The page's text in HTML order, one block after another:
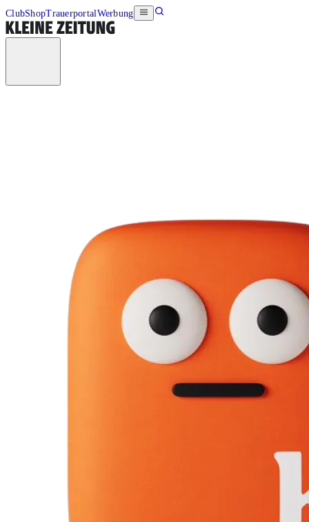
ClubShopTrauerportalWerbung